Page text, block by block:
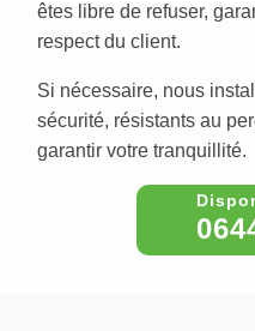
êtes libre de refuser,
respect du client.
Si nécessaire, nous
sécurité, résistants au
garantir votre tranquillité.